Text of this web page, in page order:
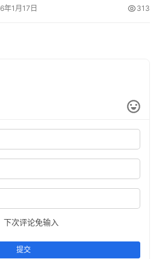
年1月17日 313
下次评论免输入
提交